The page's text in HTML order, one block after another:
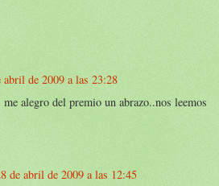
abril de 2009 a las 23:28
me alegro del premio un abrazo..nos leemos
de abril de 2009 a las 12:45